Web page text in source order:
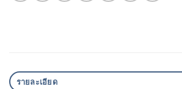
รายละเอียด